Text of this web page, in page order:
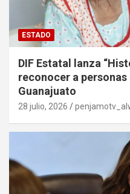
ESTADO
DIF Estatal lanza
reconocer a personas
Guanajuato
28 julio, 2026